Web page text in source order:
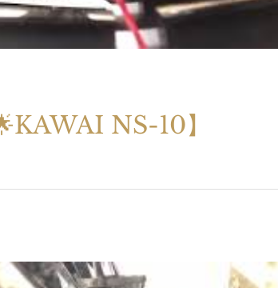
NS-10】